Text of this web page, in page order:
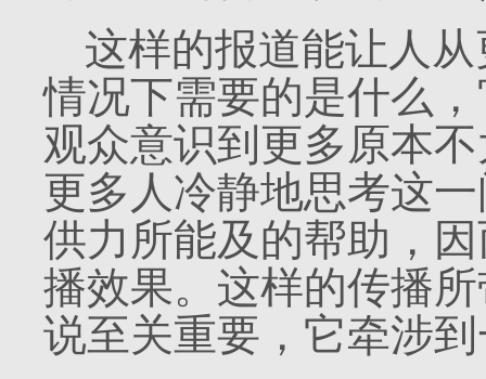
这样的报道能让人
情况下需要的是什么
观众意识到更多原本
更多人冷静地思考这
供力所能及的帮助，
播效果。这样的传播
说至关重要，它牵涉